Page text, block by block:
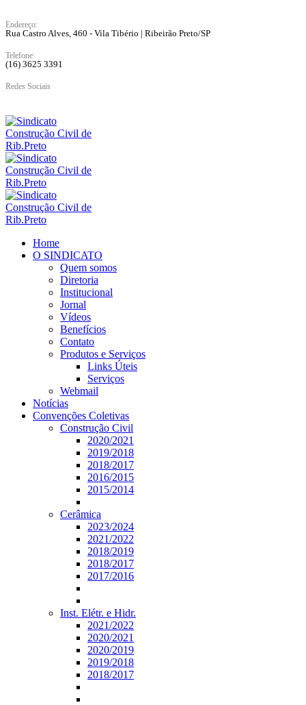
Endereço:
Rua Castro Alves, 460 - Vila Tibério | Ribeirão Preto/SP
Telefone:
(16) 3625 3391
Redes Sociais
Home
O SINDICATO
Quem somos
Diretoria
Institucional
Jornal
Vídeos
Benefícios
Contato
Produtos e Serviços
Links Úteis
Serviços
Webmail
Notícias
Convenções Coletivas
Construção Civil
2020/2021
2019/2018
2018/2017
2016/2015
2015/2014
Cerâmica
2023/2024
2021/2022
2018/2019
2018/2017
2017/2016
Inst. Elétr. e Hidr.
2021/2022
2020/2021
2020/2019
2019/2018
2018/2017